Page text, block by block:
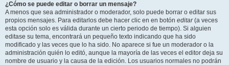
¿Cómo se puede editar o borrar un mensaje?
A menos que sea administrador o moderador, solo puede borrar o editar sus
propios mensajes. Para editarlos debe hacer clic en en botón editar(a veces
esta opción solo es válida durante un cierto periodo de tiempo). Si alguien
editase su tema, encontrará un pequeño texto indicando que ha sido
modificado y las veces que lo ha sido. No aparece si fue un moderador o la
administración quién lo editó, aunque la mayoría de las veces el editor deja su
nombre de usuario y la causa de la edición. Los usuarios normales no podrán